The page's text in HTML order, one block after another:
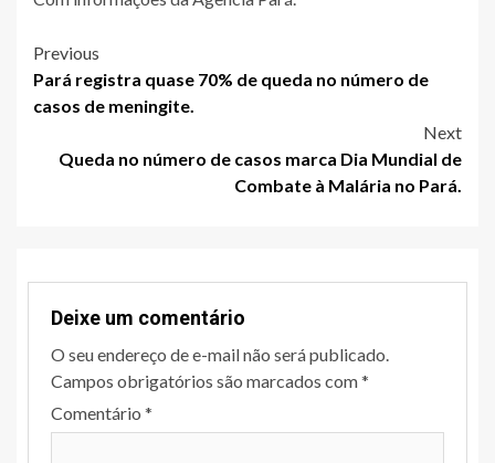
Post
navigation
Previous
Pará registra quase 70% de queda no número de
casos de meningite.
Next
Queda no número de casos marca Dia Mundial de
Combate à Malária no Pará.
Deixe um comentário
O seu endereço de e-mail não será publicado.
Campos obrigatórios são marcados com*
Comentário *